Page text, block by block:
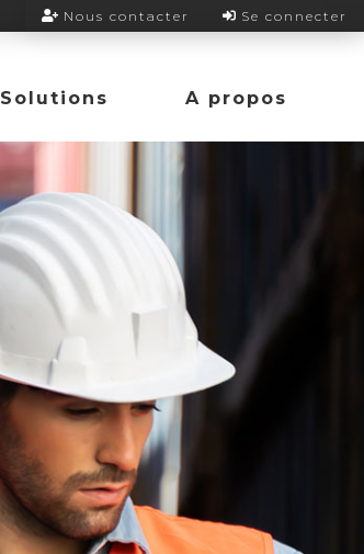
Nous contacter Se connecter
Solutions A propos